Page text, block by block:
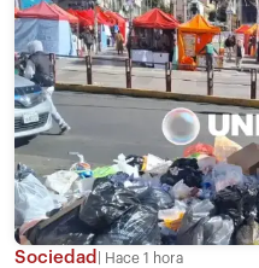
Sociedad Hace 1 hora